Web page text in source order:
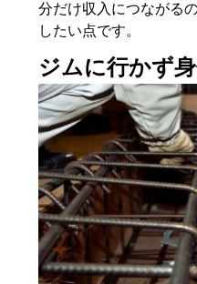
分だけ収入につながる
したい点です。
ジムに行かず